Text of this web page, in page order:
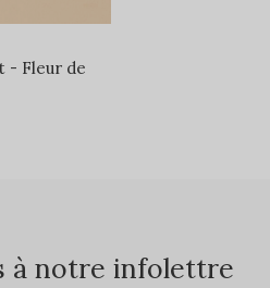
- Fleur de
à notre infolettre